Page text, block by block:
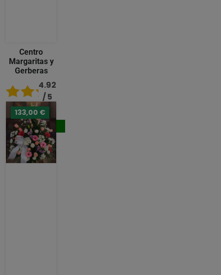
Centro
Margaritas y
Gerberas
4.92
/ 5
119,00 €
Comprar
133,00 €